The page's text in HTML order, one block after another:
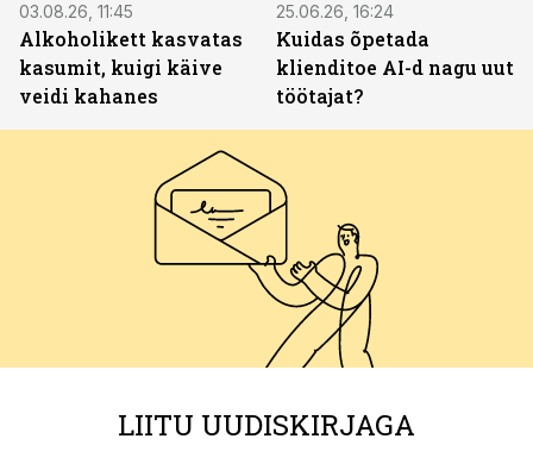
03.08.26, 11:45
Alkoholikett kasvatas
kasumit, kuigi käive
veidi kahanes
25.06.26, 16:24
Kuidas õpetada
klienditoe AI-d nagu uut
töötajat?
LIITU UUDISKIRJAGA